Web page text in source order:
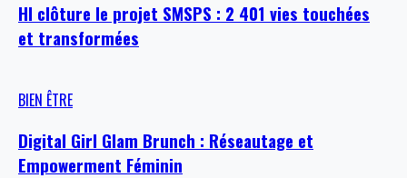
HI clôture le projet SMSPS : 2 401 vies touchées
et transformées
BIEN ÊTRE
Digital Girl Glam Brunch : Réseautage et
Empowerment Féminin